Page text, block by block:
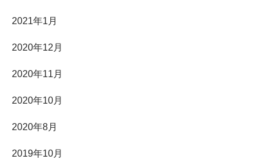
2021年1月
2020年12月
2020年11月
2020年10月
2020年8月
2019年10月